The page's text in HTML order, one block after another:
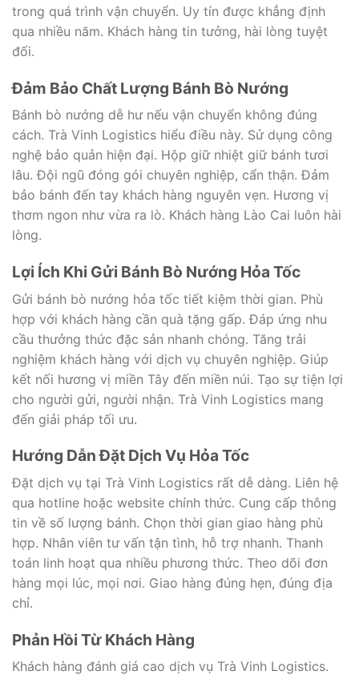
trong quá trình vận chuyển. Uy tín được khẳng định
qua nhiều năm. Khách hàng tin tưởng, hài lòng tuyệt
đối.
Đảm Bảo Chất Lượng Bánh Bò Nướng
Bánh bò nướng dễ hư nếu vận chuyển không đúng
cách. Trà Vinh Logistics hiểu điều này. Sử dụng công
nghệ bảo quản hiện đại. Hộp giữ nhiệt giữ bánh tươi
lâu. Đội ngũ đóng gói chuyên nghiệp, cẩn thận. Đảm
bảo bánh đến tay khách hàng nguyên vẹn. Hương vị
thơm ngon như vừa ra lò. Khách hàng Lào Cai luôn hài
lòng.
Lợi Ích Khi Gửi Bánh Bò Nướng Hỏa Tốc
Gửi bánh bò nướng hỏa tốc tiết kiệm thời gian. Phù
hợp với khách hàng cần quà tặng gấp. Đáp ứng nhu
cầu thưởng thức đặc sản nhanh chóng. Tăng trải
nghiệm khách hàng với dịch vụ chuyên nghiệp. Giúp
kết nối hương vị miền Tây đến miền núi. Tạo sự tiện lợi
cho người gửi, người nhận. Trà Vinh Logistics mang
đến giải pháp tối ưu.
Hướng Dẫn Đặt Dịch Vụ Hỏa Tốc
Đặt dịch vụ tại Trà Vinh Logistics rất dễ dàng. Liên hệ
qua hotline hoặc website chính thức. Cung cấp thông
tin về số lượng bánh. Chọn thời gian giao hàng phù
hợp. Nhân viên tư vấn tận tình, hỗ trợ nhanh. Thanh
toán linh hoạt qua nhiều phương thức. Theo dõi đơn
hàng mọi lúc, mọi nơi. Giao hàng đúng hẹn, đúng địa
chỉ.
Phản Hồi Từ Khách Hàng
Khách hàng đánh giá cao dịch vụ Trà Vinh Logistics.